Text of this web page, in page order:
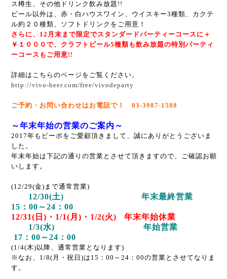
ス樽生、その他ドリンク飲み放題!!
ビール以外は、赤・白ハウスワイン、ウイスキー3種類、 カクテ
ル約２０種類、ソフトドリンクをご用意！
さらに、12月末まで限定でスタンダードパーティーコースに＋
￥１０００で、 クラフトビール5種類も飲み放題の特別パーティ
ーコースもご用意!!
詳細はこちらのページをご覧ください。
http://vivo-beer.com/free/vivodeparty
ご予約・お問い合わせはお電話で！ 03-3987-1588
～年末年始の営業のご案内～
2017年もビーボをご愛顧頂きまして、誠にありがとうございま
した。
年末年始は下記の通りの営業とさせて頂きますので、ご確認お願
いします。
(12/29(金)まで通常営業)
12/30(土) 年末最終営業
15：00～24：00
12/31(日)・1/1(月)・1/2(火) 年末年始休業
1/3(水) 年始営業
17：00～24：00
(1/4(木)以降、通常営業となります)
※なお、1/8(月・祝日)は15：00～24：00の営業とさせてなりま
す。